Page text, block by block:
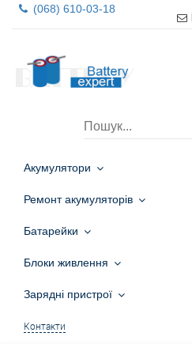
(068) 610-03-18
Акумулятори
Ремонт акумуляторів
Батарейки
Блоки живлення
Зарядні пристрої
Контакти